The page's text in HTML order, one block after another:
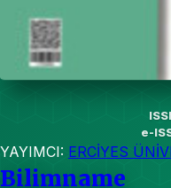
e-
YAYIMCI: ERCİYES
Bilimname